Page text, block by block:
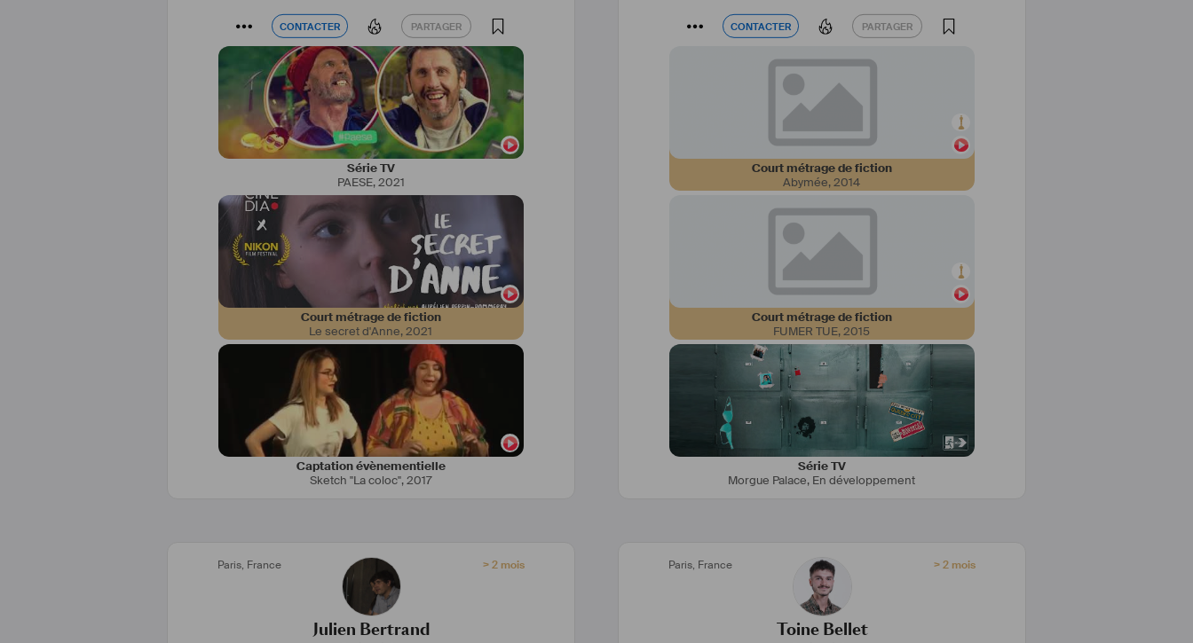
CONTACTER PARTAGER
CONTACTER PARTAGER
Série TV
PAESE,2021
Court métrage de fiction
Le secret d'Anne,2021
Captation évènementielle
Sketch "La coloc",2017
CONTACTER PARTAGER
CONTACTER PARTAGER
Court métrage de fiction
Abymée,2014
Court métrage de fiction
FUMER TUE,2015
Série TV
Morgue Palace, En développement
Paris, France > 2 mois
Julien Bertrand
Paris, France > 2 mois
Toine Bellet